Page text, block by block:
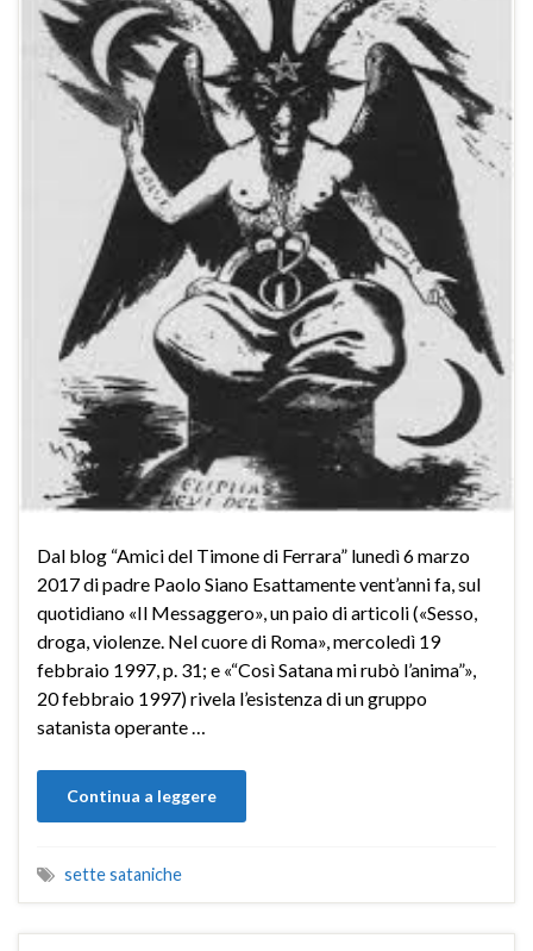
Dal blog “Amici del Timone di Ferrara” lunedì 6 marzo
2017 di padre Paolo Siano Esattamente vent’anni fa, sul
quotidiano «Il Messaggero», un paio di articoli («Sesso,
droga, violenze. Nel cuore di Roma», mercoledì 19
febbraio 1997, p. 31; e «“Così Satana mi rubò l’anima”»,
20 febbraio 1997) rivela l’esistenza di un gruppo
satanista operante …
Continua a leggere
sette sataniche